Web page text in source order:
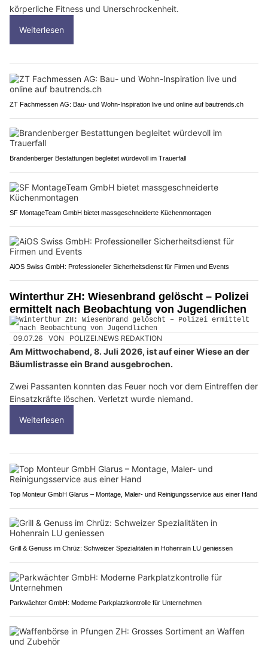
körperliche Fitness und Unerschrockenheit.
Weiterlesen
ZT Fachmessen AG: Bau- und Wohn-Inspiration live und online auf bautrends.ch
Brandenberger Bestattungen begleitet würdevoll im Trauerfall
SF MontageTeam GmbH bietet massgeschneiderte Küchenmontagen
AiOS Swiss GmbH: Professioneller Sicherheitsdienst für Firmen und Events
Winterthur ZH: Wiesenbrand gelöscht – Polizei
ermittelt nach Beobachtung von Jugendlichen
09.07.26 VON POLIZEI.NEWS REDAKTION
Am Mittwochabend, 8. Juli 2026, ist auf einer Wiese an der
Bäumlistrasse ein Brand ausgebrochen.
Zwei Passanten konnten das Feuer noch vor dem Eintreffen der
Einsatzkräfte löschen. Verletzt wurde niemand.
Weiterlesen
Top Monteur GmbH Glarus – Montage, Maler- und Reinigungsservice aus einer Hand
Grill & Genuss im Chrüz: Schweizer Spezialitäten in Hohenrain LU geniessen
Parkwächter GmbH: Moderne Parkplatzkontrolle für Unternehmen